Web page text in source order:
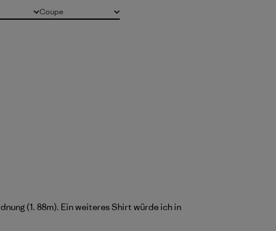
Coupe
Tous
(1. 88m). Ein weiteres Shirt würde ich in